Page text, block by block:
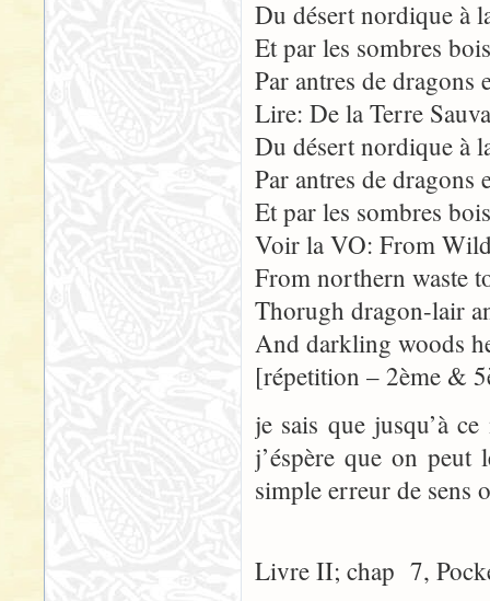
Du désert nordique à
Et par les sombres
Par antres de dragons
Lire: De la Terre
Du désert nordique à
Par antres de dragons
Et par les sombres
Voir la VO: From
From northern waste
Thorugh dragon-lair
And darkling woods
[répetition – 2ème &
je sais que jusqu’à
j’éspère que on
simple erreur de sens
Livre II; chap 7,